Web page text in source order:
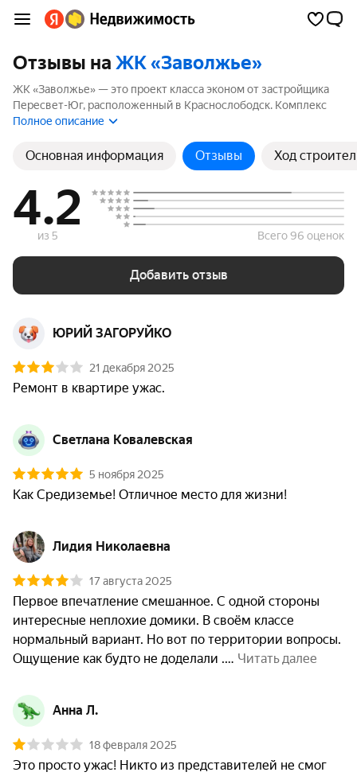
Отзывы на ЖК «Заволжье»
ЖК «Заволжье» — это проект класса эконом от застройщика
Пересвет-Юг, расположенный в Краснослободск. Комплекс
включает 16 корпусов высотой до 4 этажей. Если вы
отзывами покупателей и жителей района. Мы рассчитали
рейтинг на основе 14 отзывов, чтобы помочь вам сделать
Полное описание
Основная информация Отзывы Ход
4.2
из 5 Всего 96 оценок
Добавить отзыв
ЮРИЙ ЗАГОРУЙКО
21 декабря 2025
Ремонт в квартире ужас.
Светлана Ковалевская
5 ноября 2025
Как Средиземье! Отличное место для жизни!
Лидия Николаевна
17 августа 2025
Первое впечатление смешанное. С одной стороны
интересные неплохие домики. В своём классе
нормальный вариант. Но вот по территории вопросы.
Ощущение как будто не доделали .
Читать далее
Анна Л.
18 февраля 2025
Это просто ужас! Никто из представителей не смог